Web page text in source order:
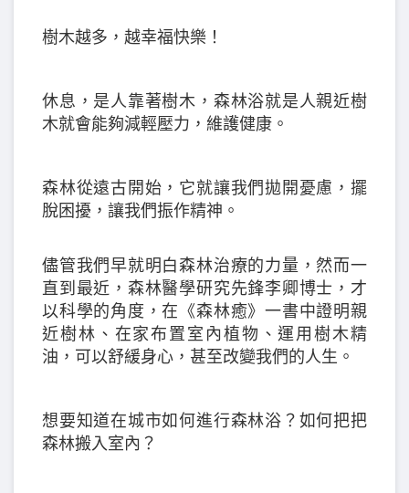
樹木越多，越幸福快樂！
休息，是人靠著樹木，森林浴就是人親近樹
木就會能夠減輕壓力，維護健康。
森林從遠古開始，它就讓我們拋開憂慮，擺
脫困擾，讓我們振作精神。
儘管我們早就明白森林治療的力量，然而一
直到最近，森林醫學研究先鋒李卿博士，才
以科學的角度，在《森林癒》一書中證明親
近樹林、在家布置室內植物、運用樹木精
油，可以舒緩身心，甚至改變我們的人生。
想要知道在城市如何進行森林浴？如何把把
森林搬入室內？